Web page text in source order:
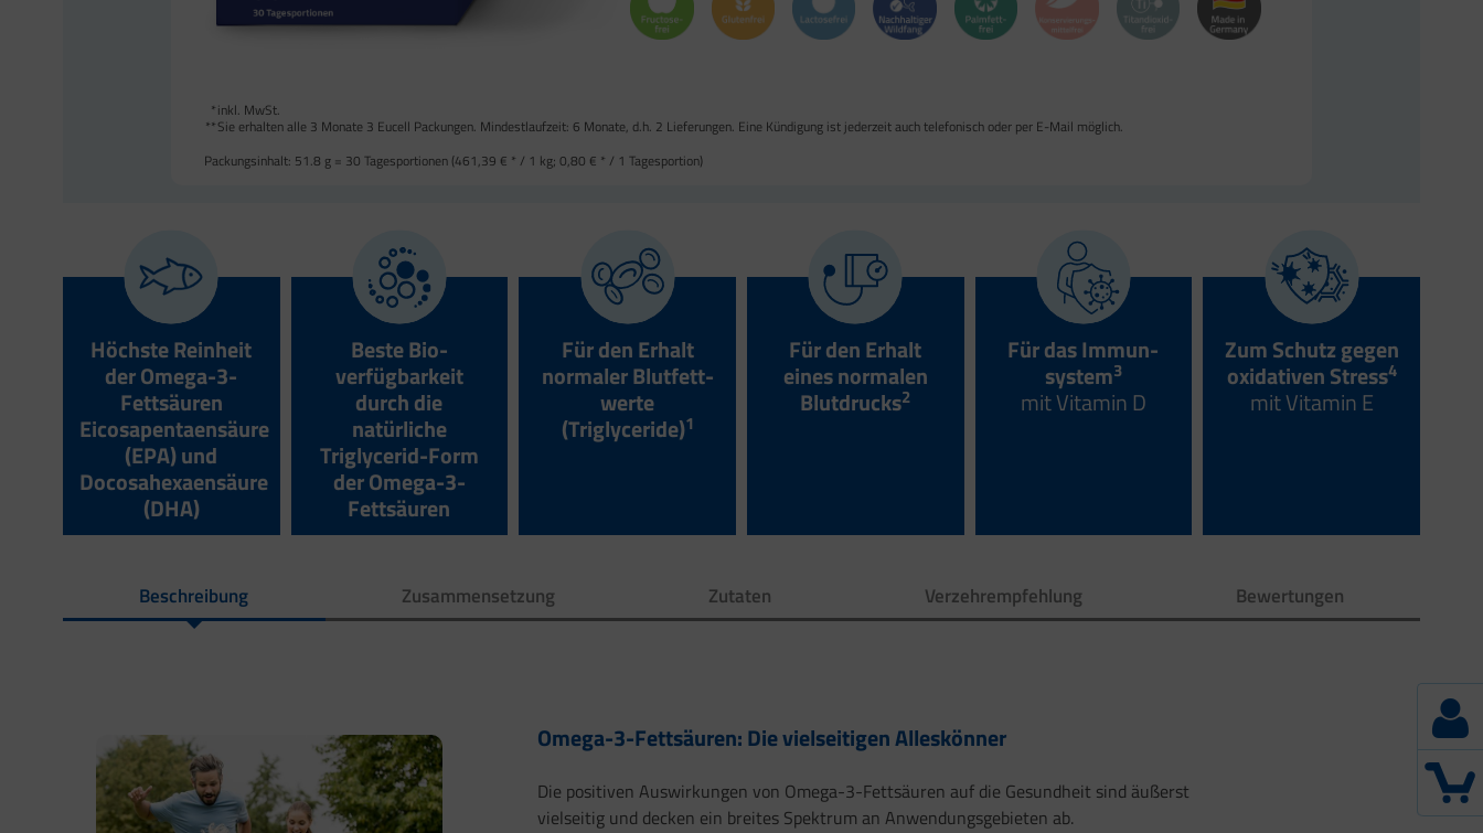
*inkl. MwSt.
**Sie erhalten alle 3 Monate 3 Eucell Packungen. Mindestlaufzeit: 6 Monate, d.h. 2 Lieferungen. Eine Kündigung ist jederzeit auch telefonisch oder per E-Mail möglich.
Packungsinhalt: 51.8 g = 30 Tagesportionen (461,39 € * / 1 kg;0,80 € * / 1 Tagesportion)
Höchste Reinheit
der Omega-3-
Fettsäuren
Eicosapentaensäure
(EPA) und
Docosahexaensäure
(DHA)
Beste Bio­
verfügbar­keit
durch die
natürliche
Triglycerid-Form
der Omega-3-
Fettsäuren
Für den Erhalt
normaler Blut­fett­
werte
(Trigly­ceride)1
Für den Erhalt
eines normalen
Blutdrucks2
Für das Immun­
system3
mit Vitamin D
Zum Schutz gegen
oxidativen Stress4
mit Vitamin E
Beschreibung Zusammensetzung Zutaten Verzehrempfehlung Bewertungen
Omega-3-Fettsäuren: Die vielseitigen Alleskönner
Die positiven Auswirkungen von Omega-3-Fettsäuren auf die Gesundheit sind äußerst
vielseitig und decken ein breites Spektrum an Anwendungsgebieten ab.